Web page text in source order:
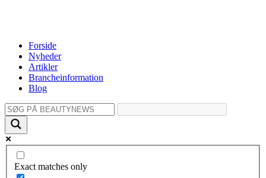
Forside
Nyheder
Artikler
Brancheinformation
Blog
Exact matches only